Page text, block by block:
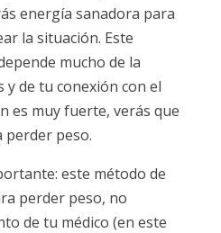
energía sanadora para
la situación. Este
mucho de la
de tu conexión con el
es muy fuerte, verás que
perder peso.
este método de
perder peso, no
de tu médico (en este